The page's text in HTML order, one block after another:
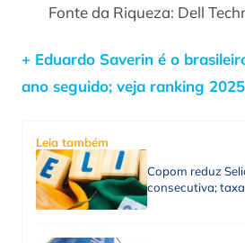
Fonte da Riqueza: Dell
+ Eduardo Saverin é o
ano seguido; veja ranking
Leia também
Copom reduz
consecutiva;